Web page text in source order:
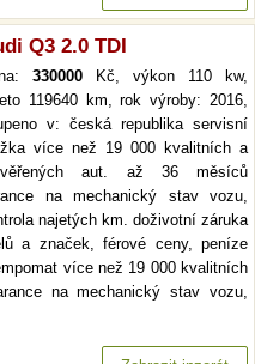
Q3 2.0 TDI
330000 Kč, výkon 110 kw,
119640 km, rok výroby: 2016,
v: česká republika servisní
více než 19 000 kvalitních a
aut. až 36 měsíců
na mechanický stav vozu,
najetých km. doživotní záruka
a značek, férové ceny, peníze
více než 19 000 kvalitních
na mechanický stav vozu,